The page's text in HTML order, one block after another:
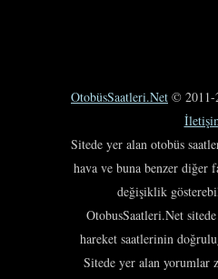
OtobüsSaatleri.Net © 2011-
Sitede yer alan otobüs
hava ve buna benzer diğer
değişiklik
OtobusSaatleri.Net
hareket saatlerinin
Sitede yer alan yorumlar